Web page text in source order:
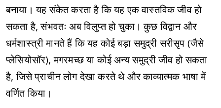
बनाया। यह संकेत करता है कि यह एक वास्तविक जीव हो
सकता है, संभवतः अब विलुप्त हो चुका। कुछ विद्वान और
धर्मशास्त्री मानते हैं कि यह कोई बड़ा समुद्री सरीसृप (जैसे
प्लेसियोसॉर), मगरमच्छ या कोई अन्य समुद्री जीव हो सकता
है, जिसे प्राचीन लोग देखा करते थे और काव्यात्मक भाषा में
वर्णित किया।